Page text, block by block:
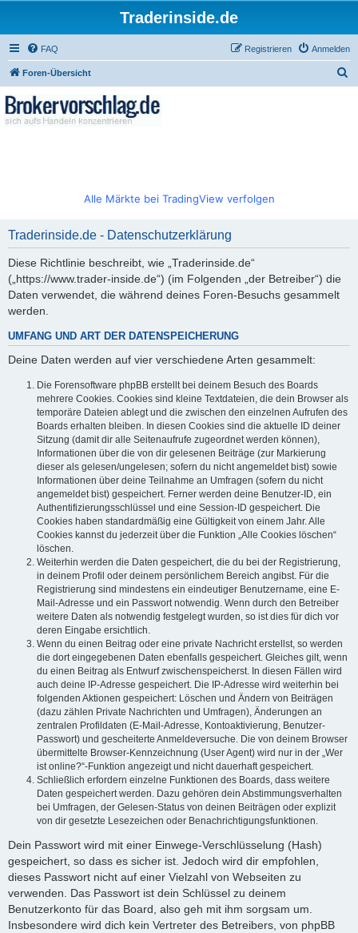
Traderinside.de
FAQ Anmelden
Registrieren
Foren-Übersicht
Alle Märkte bei TradingView verfolgen
Traderinside.de - Datenschutzerklärung
Diese Richtlinie beschreibt, wie „Traderinside.de“
(„https://www.trader-inside.de“) (im Folgenden „der Betreiber“) die
Daten verwendet, die während deines Foren-Besuchs gesammelt
werden.
UMFANG UND ART DER DATENSPEICHERUNG
Deine Daten werden auf vier verschiedene Arten gesammelt:
Die Forensoftware phpBB erstellt bei deinem Besuch des Boards
mehrere Cookies. Cookies sind kleine Textdateien, die dein Browser als
temporäre Dateien ablegt und die zwischen den einzelnen Aufrufen des
Boards erhalten bleiben. In diesen Cookies sind die aktuelle ID deiner
Sitzung (damit dir alle Seitenaufrufe zugeordnet werden können),
Informationen über die von dir gelesenen Beiträge (zur Markierung
dieser als gelesen/ungelesen; sofern du nicht angemeldet bist) sowie
Informationen über deine Teilnahme an Umfragen (sofern du nicht
angemeldet bist) gespeichert. Ferner werden deine Benutzer-ID, ein
Authentifizierungsschlüssel und eine Session-ID gespeichert. Die
Cookies haben standardmäßig eine Gültigkeit von einem Jahr. Alle
Cookies kannst du jederzeit über die Funktion „Alle Cookies löschen“
löschen.
Weiterhin werden die Daten gespeichert, die du bei der Registrierung,
in deinem Profil oder deinem persönlichem Bereich angibst. Für die
Registrierung sind mindestens ein eindeutiger Benutzername, eine E-
Mail-Adresse und ein Passwort notwendig. Wenn durch den Betreiber
weitere Daten als notwendig festgelegt wurden, so ist dies für dich vor
deren Eingabe ersichtlich.
Wenn du einen Beitrag oder eine private Nachricht erstellst, so werden
die dort eingegebenen Daten ebenfalls gespeichert. Gleiches gilt, wenn
du einen Beitrag als Entwurf zwischenspeicherst. In diesen Fällen wird
auch deine IP-Adresse gespeichert. Die IP-Adresse wird weiterhin bei
folgenden Aktionen gespeichert: Löschen und Ändern von Beiträgen
(dazu zählen Private Nachrichten und Umfragen), Änderungen an
zentralen Profildaten (E-Mail-Adresse, Kontoaktivierung, Benutzer-
Passwort) und gescheiterte Anmeldeversuche. Die von deinem Browser
übermittelte Browser-Kennzeichnung (User Agent) wird nur in der „Wer
ist online?“-Funktion angezeigt und nicht dauerhaft gespeichert.
Schließlich erfordern einzelne Funktionen des Boards, dass weitere
Daten gespeichert werden. Dazu gehören dein Abstimmungsverhalten
bei Umfragen, der Gelesen-Status von deinen Beiträgen oder explizit
von dir gesetzte Lesezeichen oder Benachrichtigungsfunktionen.
Dein Passwort wird mit einer Einwege-Verschlüsselung (Hash)
gespeichert, so dass es sicher ist. Jedoch wird dir empfohlen,
dieses Passwort nicht auf einer Vielzahl von Webseiten zu
verwenden. Das Passwort ist dein Schlüssel zu deinem
Benutzerkonto für das Board, also geh mit ihm sorgsam um.
Insbesondere wird dich kein Vertreter des Betreibers, von phpBB